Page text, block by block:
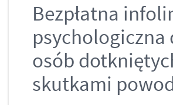
Bezpłatna
psychologiczna
osób
skutkami